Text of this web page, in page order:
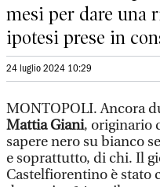
mesi per dare una
ipotesi prese in
24 luglio 2024 10:29
MONTOPOLI. Ancora
Mattia Giani, originario
sapere nero su bianco
e soprattutto, di chi. Il
Castelfiorentino è stato